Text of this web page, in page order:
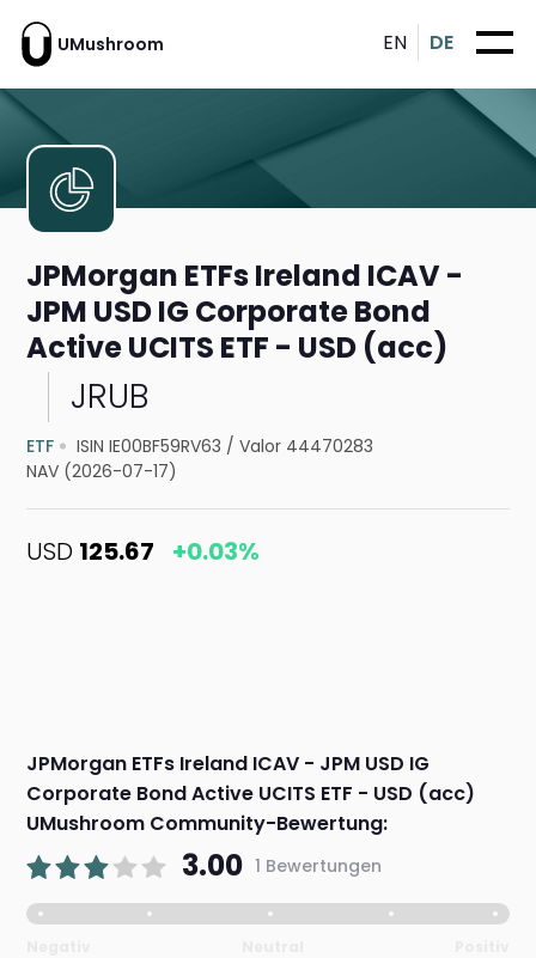
UMushroom EN DE
JPMorgan ETFs Ireland ICAV -
JPM USD IG Corporate Bond
Active UCITS ETF - USD (acc)
JRUB
ETF ISIN IE00BF59RV63 /Valor 44470283
NAV (2026-07-17)
USD 125.67 +0.03%
JPMorgan ETFs Ireland ICAV - JPM USD IG
Corporate Bond Active UCITS ETF - USD (acc)
UMushroom Community-Bewertung:
3.00 1 Bewertungen